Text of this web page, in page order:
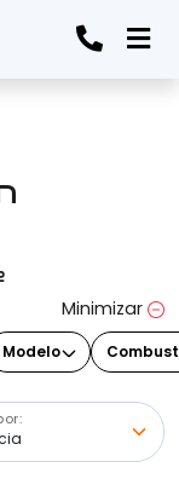
Minimizar
Modelo